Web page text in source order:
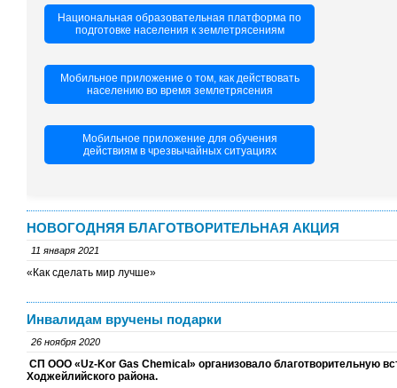
Национальная образовательная платформа по
подготовке населения к землетрясениям
Мобильное приложение о том, как действовать
населению во время землетрясения
Мобильное приложение для обучения
действиям в чрезвычайных ситуациях
НОВОГОДНЯЯ БЛАГОТВОРИТЕЛЬНАЯ АКЦИЯ
11 января 2021
«Как сделать мир лучше»
Инвалидам вручены подарки
26 ноября 2020
СП ООО «Uz-Kor Gas Chemical» организовало благотворительную
Ходжейлийского района.